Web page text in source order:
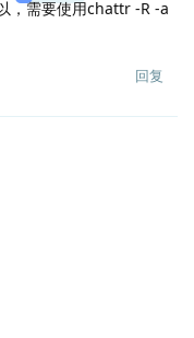
，需要使用chattr -R -a
回复